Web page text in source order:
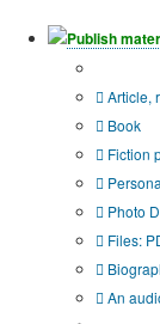
Publish
Article,
Book
Fiction
Photo
Files:
An